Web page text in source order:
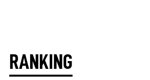
RANKING